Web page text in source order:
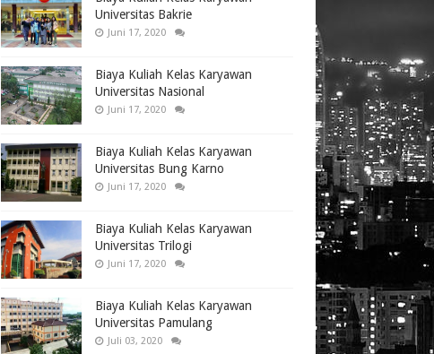
Universitas Bakrie
Juni 17, 2020
Biaya Kuliah Kelas Karyawan
Universitas Nasional
Juni 17, 2020
Biaya Kuliah Kelas Karyawan
Universitas Bung Karno
Juni 17, 2020
Biaya Kuliah Kelas Karyawan
Universitas Trilogi
Juni 17, 2020
Biaya Kuliah Kelas Karyawan
Universitas Pamulang
Juli 03, 2020